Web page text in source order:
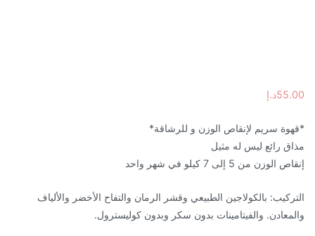
55.00د.إ
*قهوة سريم لإنقاص الوزن و للرشاقة*
مذاق رائع ليس له مثيل
إنقاص الوزن من 5 إلى 7 كيلو في شهر واحد
التركيب: بالكولاجين الطبيعي وقشر الرمان والتفاح الأخضر والألياف
والمعادن. والفيتامينات بدون سكر وبدون كوليسترول.